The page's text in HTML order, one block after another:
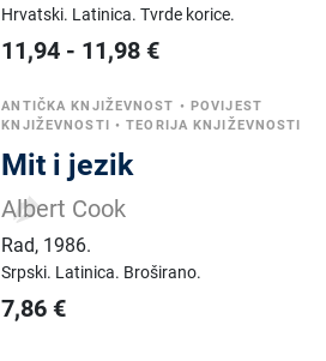
Hrvatski. Latinica.Tvrde korice.
11,94 - 11,98 €
ANTIČKA KNJIŽEVNOST • POVIJEST
KNJIŽEVNOSTI •TEORIJA KNJIŽEVNOSTI
Mit i jezik
Albert Cook
Rad, 1986.
Srpski. Latinica. Broširano.
7,86 €